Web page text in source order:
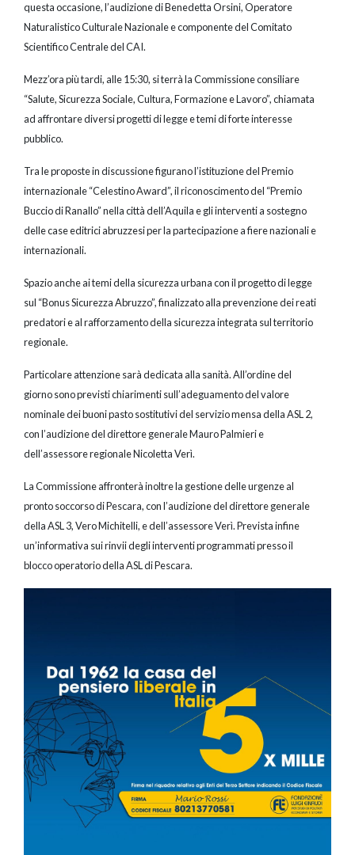
questa occasione, l’audizione di Benedetta Orsini, Operatore
Naturalistico Culturale Nazionale e componente del Comitato
Scientifico Centrale del CAI.
Mezz’ora più tardi, alle 15:30, si terrà la Commissione consiliare
“Salute, Sicurezza Sociale, Cultura, Formazione e Lavoro”, chiamata
ad affrontare diversi progetti di legge e temi di forte interesse
pubblico.
Tra le proposte in discussione figurano l’istituzione del Premio
internazionale “Celestino Award”, il riconoscimento del “Premio
Buccio di Ranallo” nella città dell’Aquila e gli interventi a sostegno
delle case editrici abruzzesi per la partecipazione a fiere nazionali e
internazionali.
Spazio anche ai temi della sicurezza urbana con il progetto di legge
sul “Bonus Sicurezza Abruzzo”, finalizzato alla prevenzione dei reati
predatori e al rafforzamento della sicurezza integrata sul territorio
regionale.
Particolare attenzione sarà dedicata alla sanità. All’ordine del
giorno sono previsti chiarimenti sull’adeguamento del valore
nominale dei buoni pasto sostitutivi del servizio mensa della ASL 2,
con l’audizione del direttore generale Mauro Palmieri e
dell’assessore regionale Nicoletta Verì.
La Commissione affronterà inoltre la gestione delle urgenze al
pronto soccorso di Pescara, con l’audizione del direttore generale
della ASL 3, Vero Michitelli, e dell’assessore Verì. Prevista infine
un’informativa sui rinvii degli interventi programmati presso il
blocco operatorio della ASL di Pescara.